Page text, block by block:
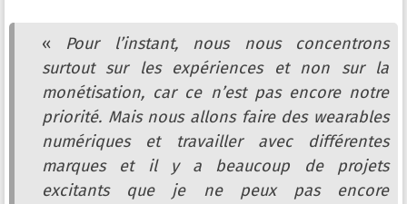
« Pour l’instant, nous nous concentrons
surtout sur les expériences et non sur la
monétisation, car ce n’est pas encore notre
priorité. Mais nous allons faire des wearables
numériques et travailler avec différentes
marques et il y a beaucoup de projets
excitants que je ne peux pas encore